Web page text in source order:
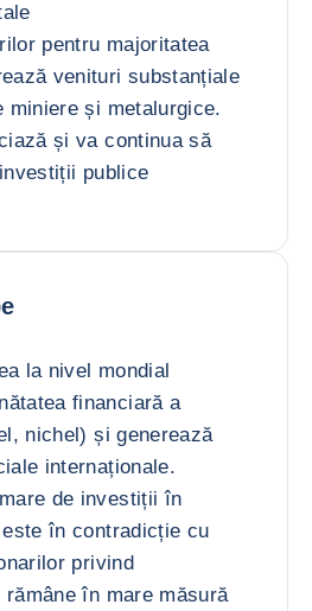
pentru majoritatea
venituri substanțiale
miniere și metalurgice.
și va continua să
publice
la nivel mondial
financiară a
nichel) și generează
internaționale.
de investiții în
în contradicție cu
privind
în mare măsură